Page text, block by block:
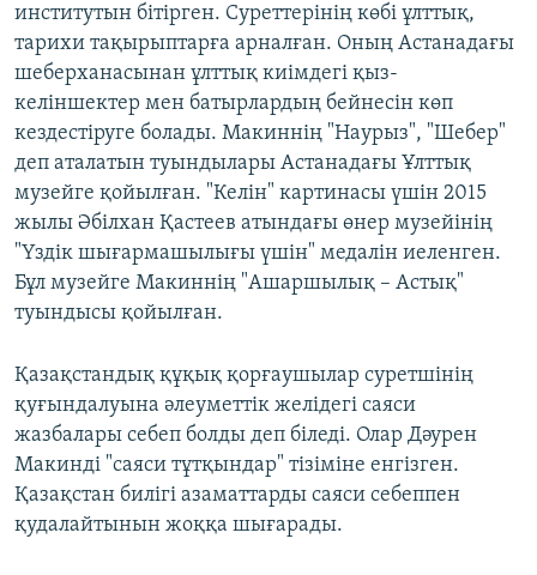
институтын бітірген. Суреттерінің көбі ұлттық,
тарихи тақырыптарға арналған. Оның Астанадағы
шеберханасынан ұлттық киімдегі қыз-
келіншектер мен батырлардың бейнесін көп
кездестіруге болады. Макиннің "Наурыз", "Шебер"
деп аталатын туындылары Астанадағы Ұлттық
музейге қойылған. "Келін" картинасы үшін 2015
жылы Әбілхан Қастеев атындағы өнер музейінің
"Үздік шығармашылығы үшін" медалін иеленген.
Бұл музейге Макиннің "Ашаршылық – Астық"
туындысы қойылған.
Қазақстандық құқық қорғаушылар суретшінің
қуғындалуына әлеуметтік желідегі саяси
жазбалары себеп болды деп біледі. Олар Дәурен
Макинді "саяси тұтқындар" тізіміне енгізген.
Қазақстан билігі азаматтарды саяси себеппен
қудалайтынын жоққа шығарады.